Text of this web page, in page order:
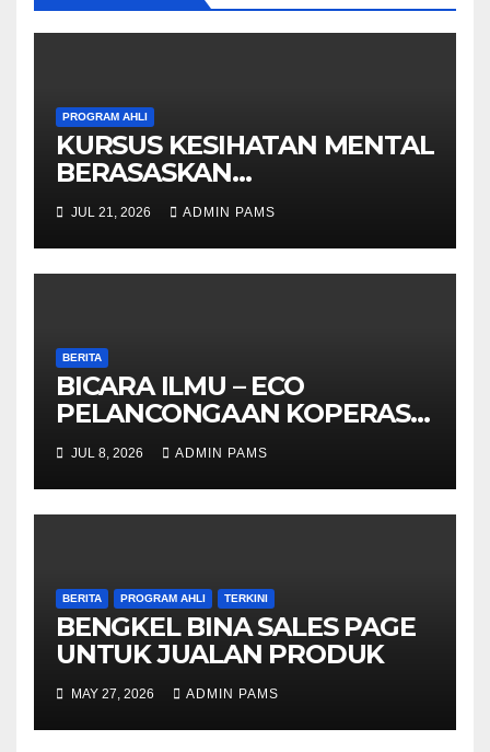
PROGRAM AHLI
KURSUS KESIHATAN MENTAL
BERASASKAN
HYPNOTHERAPY GERAN
OLEH KPWKKK SARAWAK
JUL 21, 2026 ADMIN PAMS
BERITA
BICARA ILMU – ECO
PELANCONGAAN KOPERASI
– DARI ALAM KE EKONOMI
KOMUNITI
JUL 8, 2026 ADMIN PAMS
BERITA PROGRAM AHLI TERKINI
BENGKEL BINA SALES PAGE
UNTUK JUALAN PRODUK
MAY 27, 2026 ADMIN PAMS